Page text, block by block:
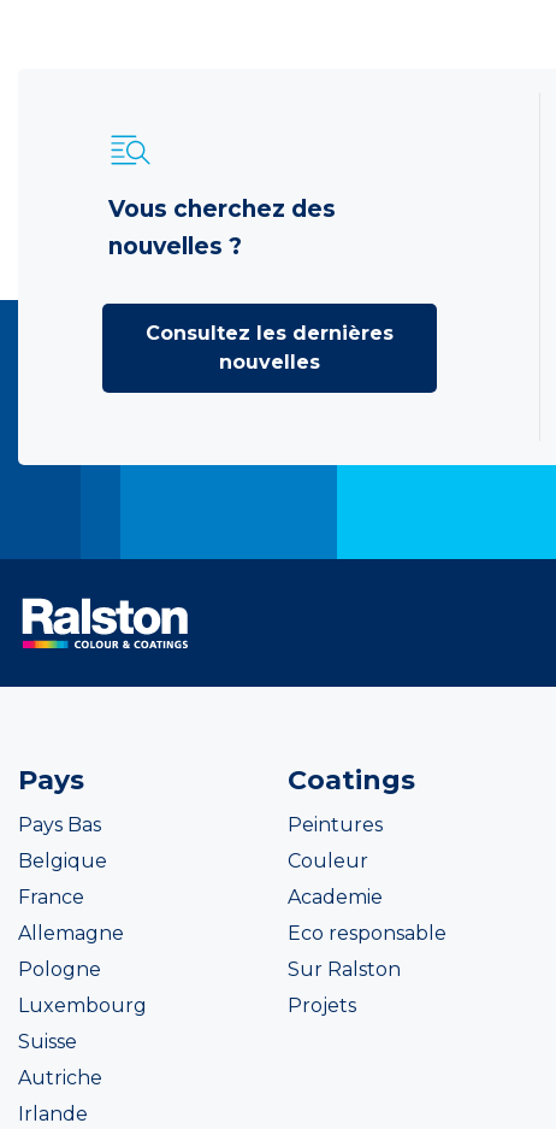
Vous cherchez des
nouvelles ?
Consultez les dernières
nouvelles
Pays
Pays Bas
Belgique
France
Allemagne
Pologne
Luxembourg
Suisse
Autriche
Irlande
Coatings
Peintures
Couleur
Academie
Eco responsable
Sur Ralston
Projets